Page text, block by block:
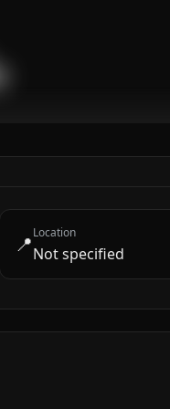
📍Location
Not specified